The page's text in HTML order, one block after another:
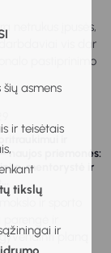
asmens
ir teisėtais
tikslų
ir
netrukus įpusės,
darbdaviai vis dar
pastiprinimo
ir
naujos priemonės:
mentorystė ir
planą